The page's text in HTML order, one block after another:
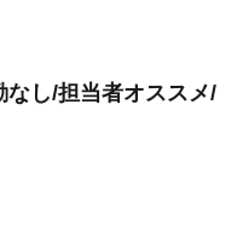
し/担当者オススメ/